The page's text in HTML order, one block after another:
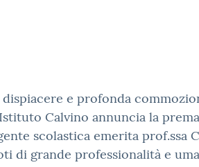
dispiacere e profonda
Calvino annuncia la
scolastica emerita prof.ssa
di grande professionalità e